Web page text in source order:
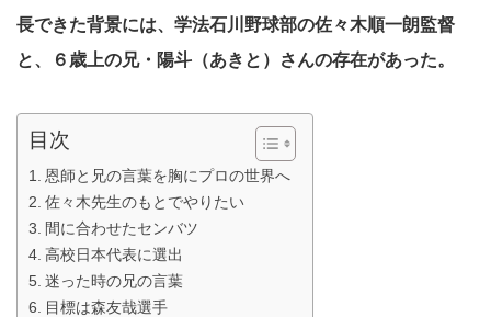
長できた背景には、学法石川野球部の佐々木順一朗監督
と、６歳上の兄・陽斗（あきと）さんの存在があった。
目次
恩師と兄の言葉を胸にプロの世界へ
佐々木先生のもとでやりたい
間に合わせたセンバツ
高校日本代表に選出
迷った時の兄の言葉
目標は森友哉選手